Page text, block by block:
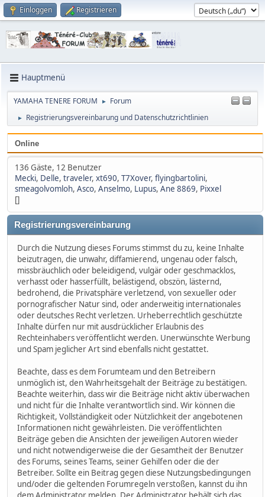
Einloggen Registrieren
Hauptmenü
YAMAHA TENERE FORUM ► Forum
► Registrierungsvereinbarung und Datenschutzrichtlinien
Online
136 Gäste, 12 Benutzer
Mecki, Delle, traveler, xt690, T7Xover, flyingbartolini,
smeagolvomloh, Asco, Anselmo, Lupus, Ane 8869, Pixxel
[]
Registrierungsvereinbarung
Durch die Nutzung dieses Forums stimmst du zu, keine Inhalte
beizutragen, die unwahr, diffamierend, ungenau oder falsch,
missbräuchlich oder beleidigend, vulgär oder geschmacklos,
verhasst oder hasserfüllt, belästigend, obszön, lästernd,
bedrohend, die Privatsphäre verletzend, von sexueller oder
pornografischer Natur sind, oder anderweitig internationales
oder deutsches Recht verletzen. Urheberrechtlich geschützte
Inhalte dürfen nur mit ausdrücklicher Erlaubnis des
Rechteinhabers veröffentlicht werden. Unerwünschte Werbung
und Spam jeglicher Art sind ebenfalls nicht gestattet.
Beachte, dass es dem Forumteam und den Betreibern
unmöglich ist, den Wahrheitsgehalt der Beiträge zu bestätigen.
Beachte weiterhin, dass wir die Beiträge nicht aktiv überwachen
und nicht für die Inhalte verantwortlich sind. Wir können die
Richtigkeit, Vollständigkeit oder Nützlichkeit der angebotenen
Informationen nicht gewährleisten. Die veröffentlichten
Beiträge geben die Ansichten der jeweiligen Autoren wieder
und nicht notwendigerweise die der Gesamtheit der Benutzer
des Forums, seines Teams, seiner Gehilfen oder die der
Betreiber. Sollte ein Beitrag gegen diese Nutzungsbedingungen
und/oder die geltenden Forumregeln verstoßen, kannst du ihn